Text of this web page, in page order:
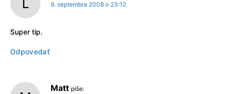
9. septembra 2008 o 23:12
Super tip.
Odpovedať
Matt píše: